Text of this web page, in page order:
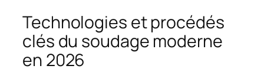
Technologies et procédés
clés du soudage moderne
en 2026